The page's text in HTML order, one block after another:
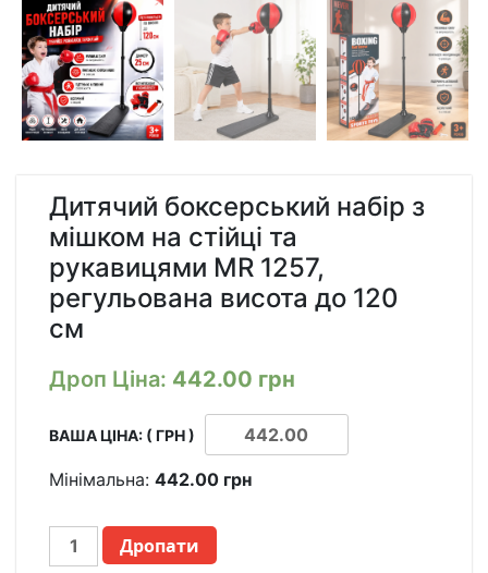
Дитячий боксерський набір з
мішком на стійці та
рукавицями MR 1257,
регульована висота до 120
см
Дроп Ціна: 442.00 грн
ВАША ЦІНА: ( ГРН )
Мінімальна: 442.00 грн
ДЕТСКИЙ
БОКСЕРСКИЙ
Дропати